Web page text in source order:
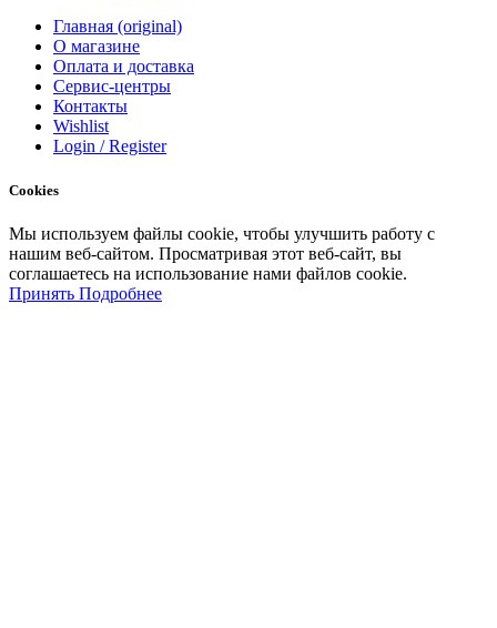
Главная (original)
О магазине
Оплата и доставка
Сервис-центры
Контакты
Wishlist
Login / Register
Cookies
Мы используем файлы cookie, чтобы улучшить работу с
нашим веб-сайтом. Просматривая этот веб-сайт, вы
соглашаетесь на использование нами файлов cookie.
Принять Подробнее